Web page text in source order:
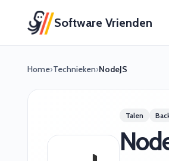
Software Vrienden
Home›Technieken›NodeJS
Talen